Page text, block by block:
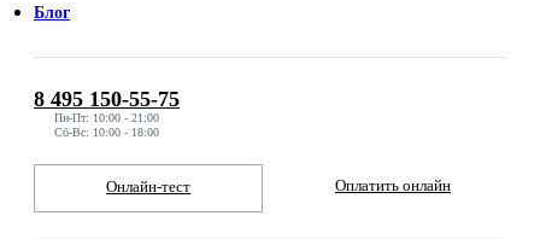
Блог
8 495 150-55-75
Пн-Пт: 10:00 - 21:00
Сб-Вс: 10:00 - 18:00
Онлайн-тест Оплатить онлайн